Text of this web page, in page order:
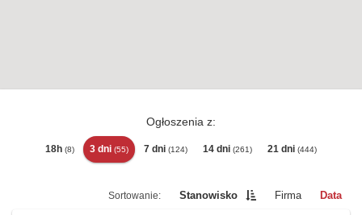
Ogłoszenia z:
18h (8) 3 dni (55) 7 dni (124) 14 dni (261) 21 dni (444)
Stanowisko Firma Data